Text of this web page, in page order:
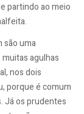
partindo ao meio
são uma
agulhas
nos dois
porque é comum
Já os prudentes